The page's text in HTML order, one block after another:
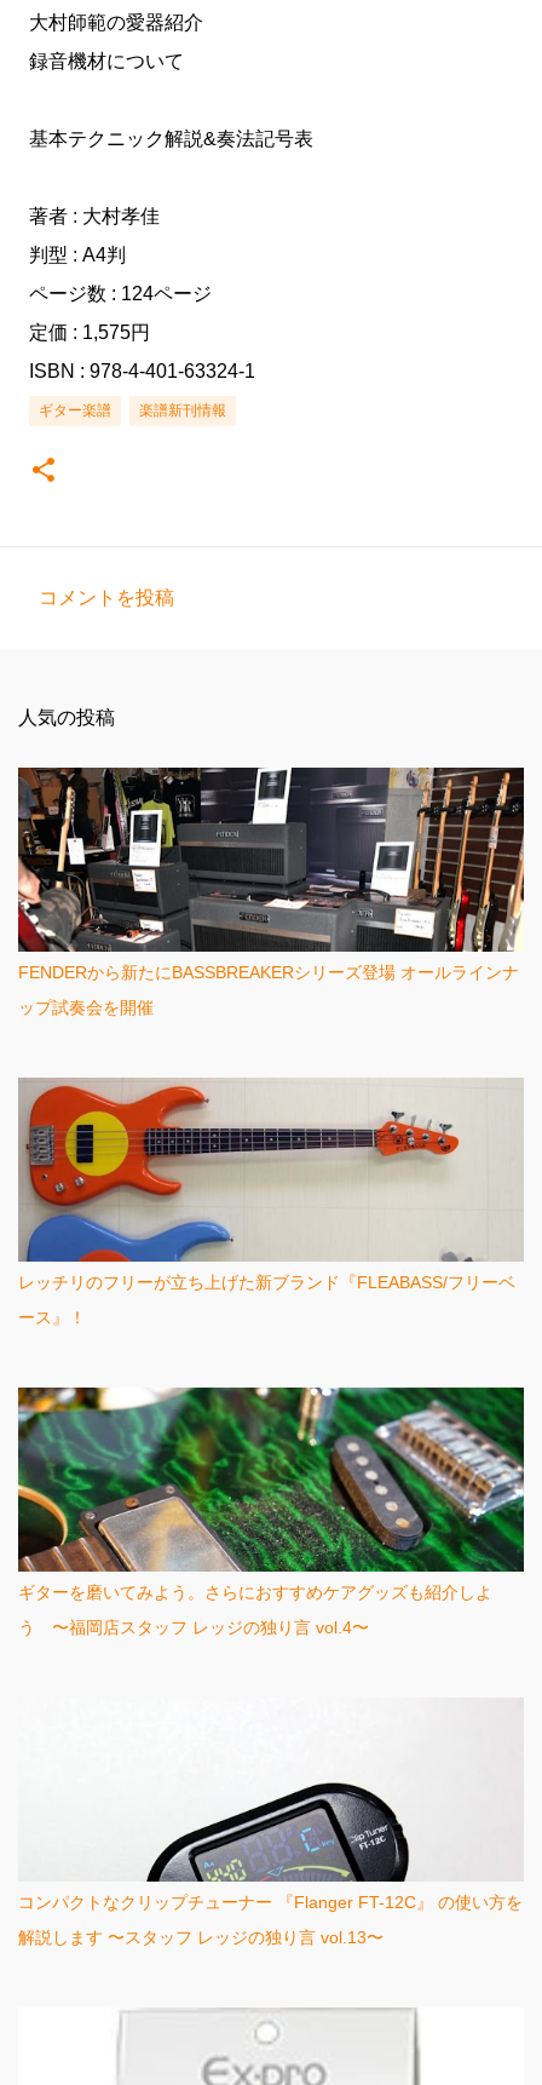
大村師範の愛器紹介
録音機材について
基本テクニック解説&奏法記号表
著者 : 大村孝佳
判型 : A4判
ページ数 : 124ページ
定価 : 1,575円
ISBN : 978-4-401-63324-1
ギター楽譜 楽譜新刊情報
ト
コメントを投稿
人気の投稿
FENDERから新たにBASSBREAKERシリーズ登場 オールラインナ
ップ試奏会を開催
レッチリのフリーが立ち上げた新ブランド『FLEABASS/フリーベ
ース』！
ギターを磨いてみよう。さらにおすすめケアグッズも紹介しよ
う 〜福岡店スタッフ レッジの独り言 vol.4〜
コンパクトなクリップチューナー 『Flanger FT-12C』 の使い方を
解説します 〜スタッフ レッジの独り言 vol.13〜